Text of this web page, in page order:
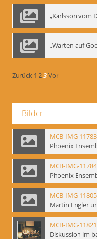
Zurück 1 23Vor
Bilder
MCB-IMG-11783
MCB-IMG-11784
MCB-IMG-11805
MCB-IMG-11821